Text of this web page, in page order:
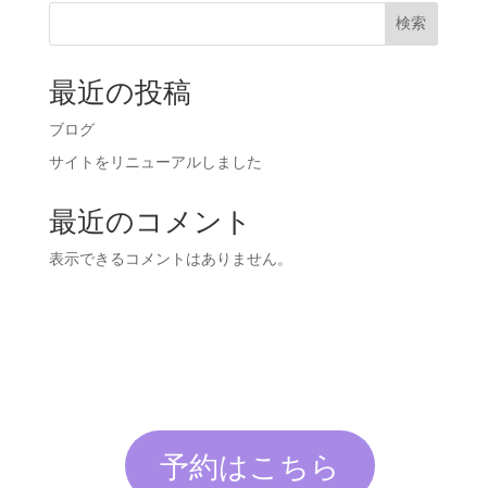
検索
最近の投稿
ブログ
サイトをリニューアルしました
最近のコメント
表示できるコメントはありません。
予約はこちら